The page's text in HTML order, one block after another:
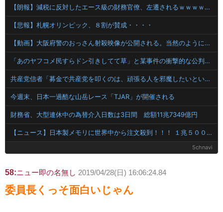
【朗報】減税に反対したエース級の財務官僚、左遷されるｗｗｗｗｗｗ
【悲報】札幌オリンピック、８割が賛成・・・・
【動画】大阪府警のおっさん射殺映像が公開される。当然のように無抵抗だったことが発覚
「あのヤフコメ民すらドン引きしてて草」と某事件の衝撃的な公判が話題に、なんか変な力が働いてんのかってくらい……
共産党信者「募金で共産党を叩くのは、頑張る人を邪魔したいという日本人らしい薄暗い欲望のせい」
今週末、日本一過酷な山岳レース「TJAR」が開催される
財務省、大型連休中の為替介入日数は3日間 総額11兆7349億円
【ニュース】日本製メモリに世界中から注文殺到！！！ １兆５０００億円で工場増築へ
5chnavi
58:ニュー即の名無し 2019/04/28(日) 16:06:24.84
委員長くっそ面白いじゃん